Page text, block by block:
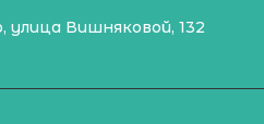
улица Вишняковой, 132